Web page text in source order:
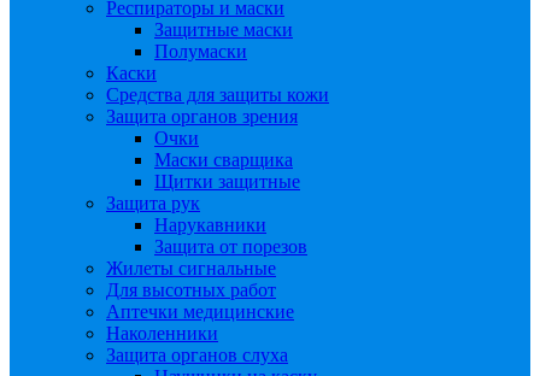
Респираторы и маски
Защитные маски
Полумаски
Каски
Средства для защиты кожи
Защита органов зрения
Очки
Маски сварщика
Щитки защитные
Защита рук
Нарукавники
Защита от порезов
Жилеты сигнальные
Для высотных работ
Аптечки медицинские
Наколенники
Защита органов слуха